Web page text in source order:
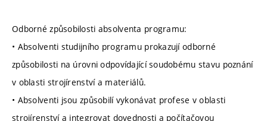
Odborné způsobilosti absolventa programu:
• Absolventi studijního programu prokazují odborné
způsobilosti na úrovni odpovídající soudobému stavu poznání
v oblasti strojírenství a materiálů.
• Absolventi jsou způsobilí vykonávat profese v oblasti
strojírenství a integrovat dovednosti a počítačovou